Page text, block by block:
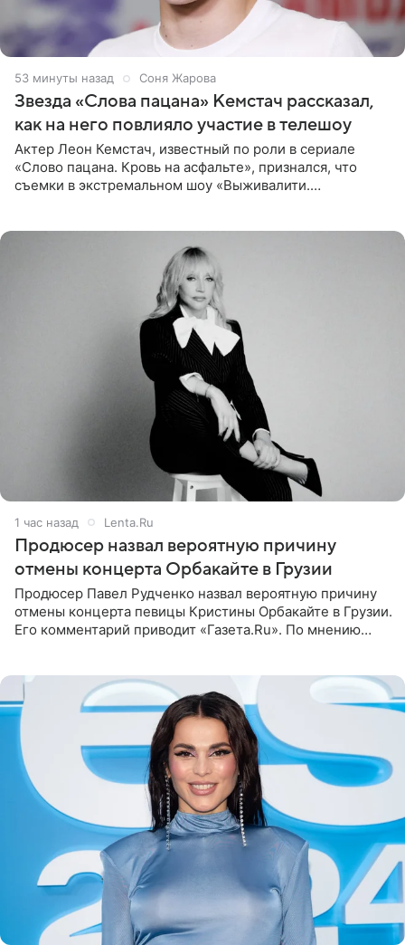
53 минуты назад Соня Жарова
Звезда «Слова пацана» Кемстач рассказал,
как на него повлияло участие в телешоу
Актер Леон Кемстач, известный по роли в сериале
«Слово пацана. Кровь на асфальте», признался, что
съемки в экстремальном шоу «Выживалити.
1 час назад Lenta.Ru
Продюсер назвал вероятную причину
отмены концерта Орбакайте в Грузии
Продюсер Павел Рудченко назвал вероятную причину
отмены концерта певицы Кристины Орбакайте в Грузии.
Его комментарий приводит «Газета.Ru». По мнению